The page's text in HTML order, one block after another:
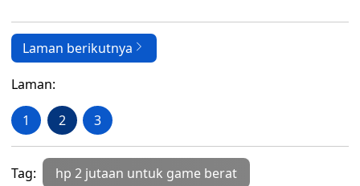
Laman berikutnya
Laman:
1 2 3
Tag: hp 2 jutaan untuk game berat